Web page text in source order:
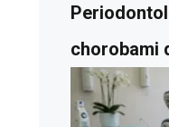
chorobami